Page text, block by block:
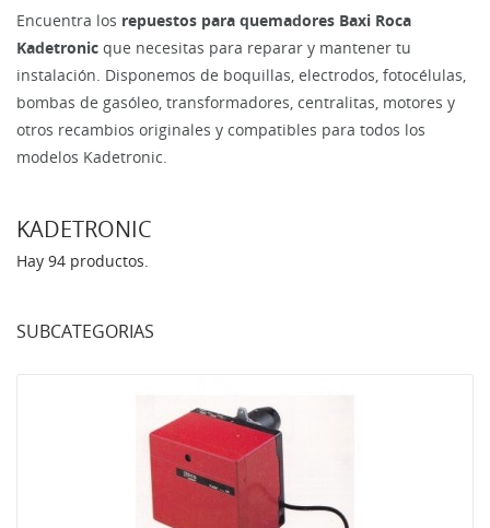
Encuentra los repuestos para quemadores Baxi Roca
Kadetronic que necesitas para reparar y mantener tu
instalación. Disponemos de boquillas, electrodos, fotocélulas,
bombas de gasóleo, transformadores, centralitas, motores y
otros recambios originales y compatibles para todos los
modelos Kadetronic.
KADETRONIC
Hay 94 productos.
SUBCATEGORIAS